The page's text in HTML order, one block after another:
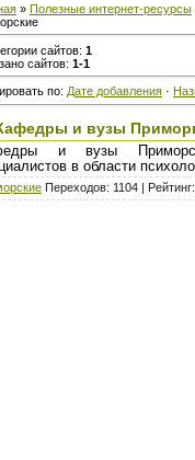
» Полезные интернет-ресурсы
сайтов: 1
сайтов: 1-1
по: Дате добавления ·
и вузы
и вузы
в области
Переходов: 1104 |